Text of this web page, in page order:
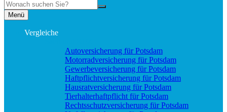
Suche
Menü
Vergleiche
Autoversicherung für Potsdam
Motorradversicherung für Potsdam
Gewerbeversicherung für Potsdam
Haftpflichtversicherung für Potsdam
Hausratversicherung für Potsdam
Tierhalterhaftpflicht für Potsdam
Rechtsschutzversicherung für Potsdam